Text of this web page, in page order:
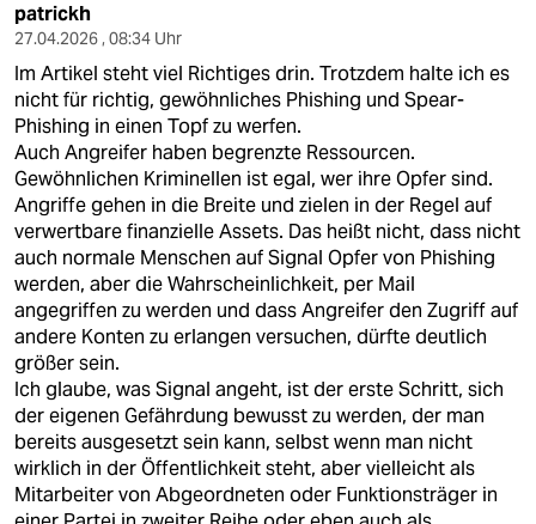
genossenschaft
epaper login
patrickh
27.04.2026 , 08:34 Uhr
Im Artikel steht viel Richtiges drin. Trotzdem halte ich es
nicht für richtig, gewöhnliches Phishing und Spear-
Phishing in einen Topf zu werfen.
Auch Angreifer haben begrenzte Ressourcen.
Gewöhnlichen Kriminellen ist egal, wer ihre Opfer sind.
Angriffe gehen in die Breite und zielen in der Regel auf
verwertbare finanzielle Assets. Das heißt nicht, dass nicht
auch normale Menschen auf Signal Opfer von Phishing
werden, aber die Wahrscheinlichkeit, per Mail
angegriffen zu werden und dass Angreifer den Zugriff auf
andere Konten zu erlangen versuchen, dürfte deutlich
größer sein.
Ich glaube, was Signal angeht, ist der erste Schritt, sich
der eigenen Gefährdung bewusst zu werden, der man
bereits ausgesetzt sein kann, selbst wenn man nicht
wirklich in der Öffentlichkeit steht, aber vielleicht als
Mitarbeiter von Abgeordneten oder Funktionsträger in